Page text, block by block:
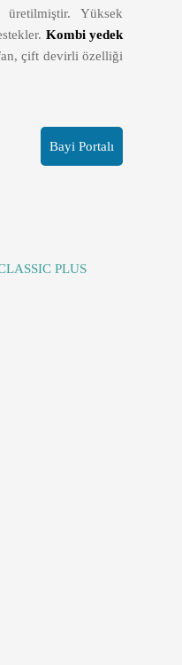
üretilmiştir. Yüksek
Kombi yedek
çift devirli özelliği
Bayi Portalı
PLUS